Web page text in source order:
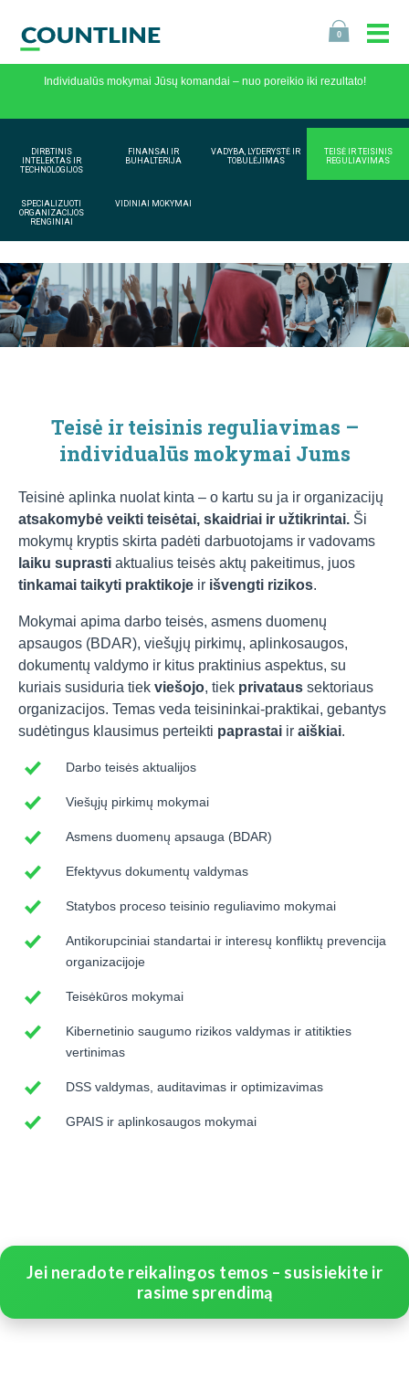
0
Individualūs mokymai Jūsų komandai – nuo poreikio iki rezultato!
DIRBTINIS
INTELEKTAS IR
TECHNOLOGIJOS
FINANSAI IR
BUHALTERIJA
VADYBA, LYDERYSTĖ IR
TOBULĖJIMAS
TEISĖ IR TEISINIS
REGULIAVIMAS
SPECIALIZUOTI
ORGANIZACIJOS
RENGINIAI
VIDINIAI MOKYMAI
Teisė ir teisinis reguliavimas –
individualūs mokymai Jums
Teisinė aplinka nuolat kinta – o kartu su ja ir organizacijų
atsakomybė veikti teisėtai, skaidriai ir užtikrintai. Ši
mokymų kryptis skirta padėti darbuotojams ir vadovams
laiku suprasti aktualius teisės aktų pakeitimus, juos
tinkamai taikyti praktikoje ir išvengti rizikos.
Mokymai apima darbo teisės, asmens duomenų
apsaugos (BDAR), viešųjų pirkimų, aplinkosaugos,
dokumentų valdymo ir kitus praktinius aspektus, su
kuriais susiduria tiek viešojo, tiek privataus sektoriaus
organizacijos. Temas veda teisininkai-praktikai, gebantys
sudėtingus klausimus perteikti paprastai ir aiškiai.
Darbo teisės aktualijos
Viešųjų pirkimų mokymai
Asmens duomenų apsauga (BDAR)
Efektyvus dokumentų valdymas
Statybos proceso teisinio reguliavimo mokymai
Antikorupciniai standartai ir interesų konfliktų prevencija
organizacijoje
Teisėkūros mokymai
Kibernetinio saugumo rizikos valdymas ir atitikties
vertinimas
DSS valdymas, auditavimas ir optimizavimas
GPAIS ir aplinkosaugos mokymai
Jei neradote reikalingos temos – susisiekite ir
rasime sprendimą